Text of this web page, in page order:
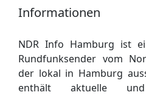
Informationen
NDR Info Hamburg ist
Rundfunksender vom
der lokal in Hamburg
enthält aktuelle